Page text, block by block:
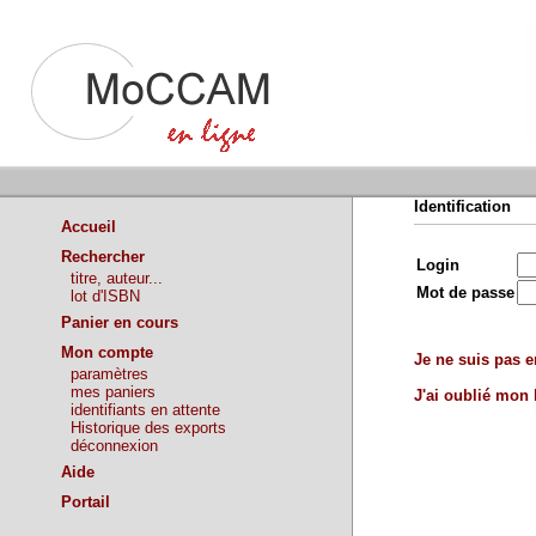
Accueil
Rechercher
titre, auteur...
lot d'ISBN
Panier en cours
Mon compte
paramètres
mes paniers
identifiants en attente
Historique des exports
déconnexion
Aide
Portail
Identification
Login
Mot de passe
Je ne suis pas
J'ai oublié mon